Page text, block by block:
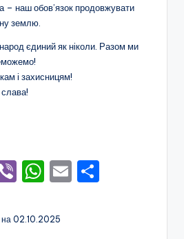
– наш обов’язок продовжувати
землю.
єдиний як ніколи. Разом ми
і захисницям!
Vi
er
W
a
E
на 02.10.2025